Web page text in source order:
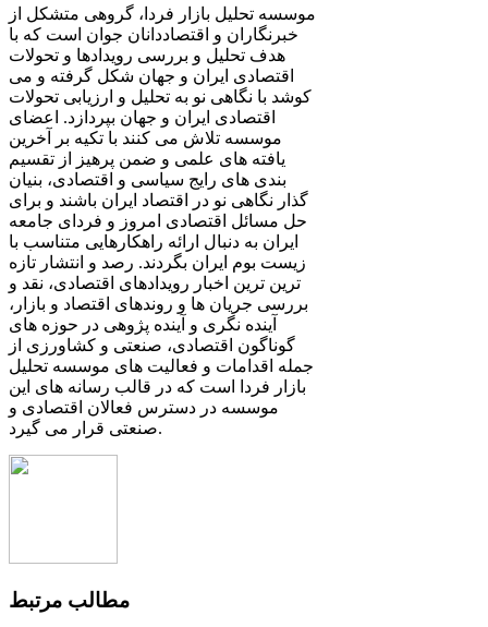
موسسه تحلیل بازار فردا، گروهی متشکل از
خبرنگاران و اقتصاددانان جوان است که با
هدف تحلیل و بررسی رویدادها و تحولات
اقتصادی ایران و جهان شکل گرفته و می
کوشد با نگاهی نو به تحلیل و ارزیابی تحولات
اقتصادی ایران و جهان بپردازد. اعضای
موسسه تلاش می کنند با تکیه بر آخرین
یافته های علمی و ضمن پرهیز از تقسیم
بندی های رایج سیاسی و اقتصادی، بنیان
گذار نگاهی نو در اقتصاد ایران باشند و برای
حل مسائل اقتصادی امروز و فردای جامعه
ایران به دنبال ارائه راهکارهایی متناسب با
زیست بوم ایران بگردند. رصد و انتشار تازه
ترین ترین اخبار رویدادهای اقتصادی، نقد و
بررسی جریان ها و روندهای اقتصاد و بازار،
آینده نگری و آینده پژوهی در حوزه های
گوناگون اقتصادی، صنعتی و کشاورزی از
جمله اقدامات و فعالیت های موسسه تحلیل
بازار فردا است که در قالب رسانه های این
موسسه در دسترس فعالان اقتصادی و
صنعتی قرار می گیرد.
مطالب مرتبط